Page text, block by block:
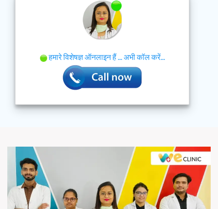
हमारे विशेषज्ञ ऑनलाइन हैं ... अभी कॉल करें...